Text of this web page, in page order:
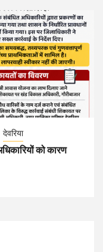
देवरिया
को कारण